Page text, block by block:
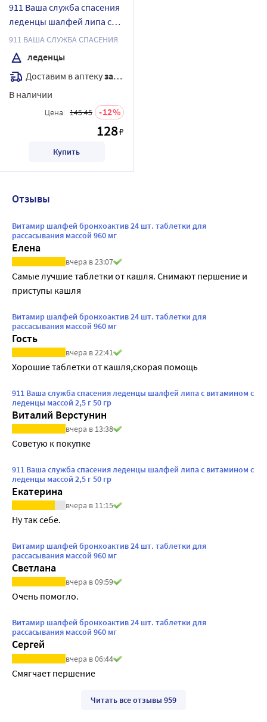
911 Ваша служба спасения
леденцы шалфей липа с
витамином с без сахара
леденцы массой 2,5 г 50 гр
911 ВАША СЛУЖБА СПАСЕНИЯ
леденцы
Доставим в аптекузавтра
В наличии
Цена: 145.45 12
128₽
Купить
Отзывы
Витамир шалфей бронхоактив 24 шт. таблетки для
рассасывания массой 960 мг
Елена
вчера в 23:07
Самые лучшие таблетки от кашля. Снимают першение и
приступы кашля
Витамир шалфей бронхоактив 24 шт. таблетки для
рассасывания массой 960 мг
Гость
вчера в 22:41
Хорошие таблетки от кашля,скорая помощь
911 Ваша служба спасения леденцы шалфей липа с витамином с
леденцы массой 2,5 г 50 гр
Виталий Верстунин
вчера в 13:38
Советую к покупке
911 Ваша служба спасения леденцы шалфей липа с витамином с
леденцы массой 2,5 г 50 гр
Екатерина
вчера в 11:15
Ну так себе.
Витамир шалфей бронхоактив 24 шт. таблетки для
рассасывания массой 960 мг
Светлана
вчера в 09:59
Очень помогло.
Витамир шалфей бронхоактив 24 шт. таблетки для
рассасывания массой 960 мг
Сергей
вчера в 06:44
Смягчает першение
Читать все отзывы 959